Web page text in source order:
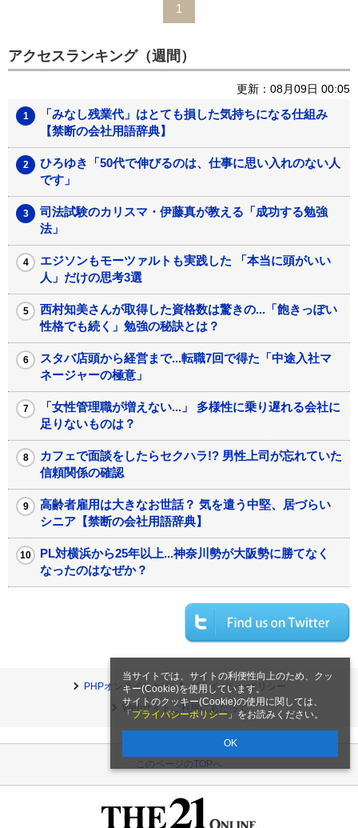
当サイトでは、サイトの利便性向上のため、クッ
キー(Cookie)を使用しています。
サイトのクッキー(Cookie)の使用に関しては、
「 プライバシーポリシー 」をお読みください。
OK
1
アクセスランキング（週間）
更新：08月09日 00:05
「みなし残業代」はとても損した気持ちになる仕組み
【禁断の会社用語辞典】
ひろゆき「50代で伸びるのは、仕事に思い入れのない人
です」
司法試験のカリスマ・伊藤真が教える「成功する勉強
法」
エジソンもモーツァルトも実践した 「本当に頭がいい
人」だけの思考3選
西村知美さんが取得した資格数は驚きの...「飽きっぽい
性格でも続く」勉強の秘訣とは？
スタバ店頭から経営まで...転職7回で得た「中途入社マ
ネージャーの極意」
「女性管理職が増えない...」 多様性に乗り遅れる会社に
足りないものは？
カフェで面談をしたらセクハラ!? 男性上司が忘れていた
信頼関係の確認
高齢者雇用は大きなお世話？ 気を遣う中堅、居づらい
シニア【禁断の会社用語辞典】
PL対横浜から25年以上...神奈川勢が大阪勢に勝てなく
なったのはなぜか？
PHPオンラインとは
プライバシーポリシー
Webサイトご利用にあたって
このページのTOPへ